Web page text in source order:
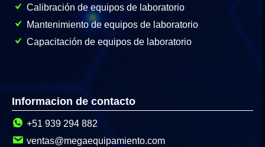
Calibración de equipos de laboratorio
Mantenimiento de equipos de laboratorio
Capacitación de equipos de laboratorio
Informacion de contacto
+51 939 294 882
ventas@megaequipamiento.com